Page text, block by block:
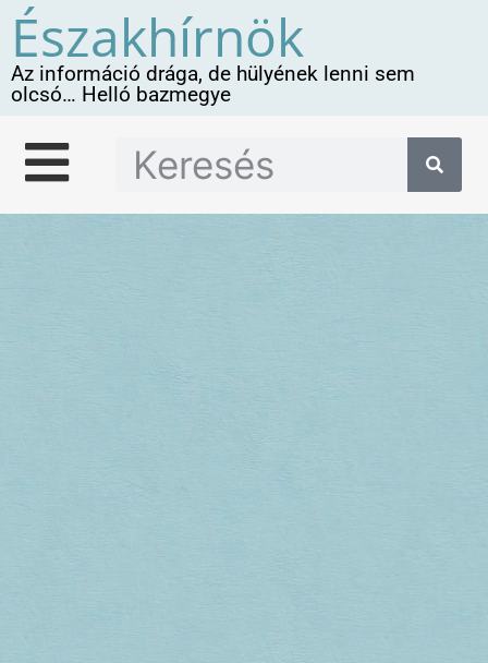
Északhírnök
Az információ drága, de hülyének lenni sem
olcsó… Helló bazmegye